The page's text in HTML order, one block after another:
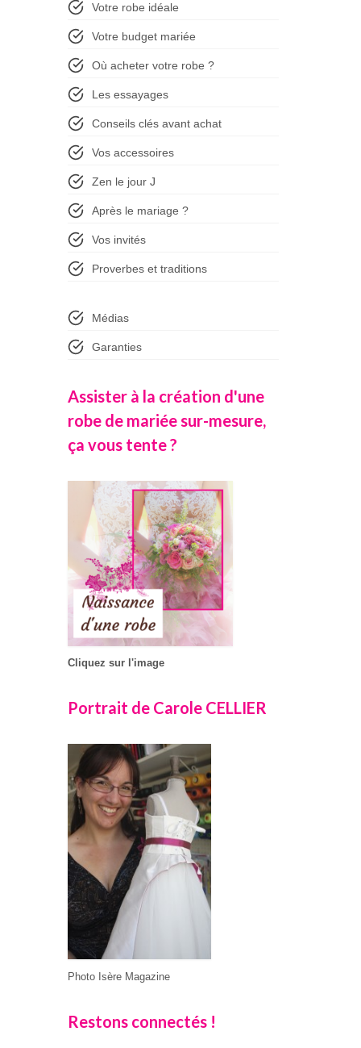
Votre robe idéale
Votre budget mariée
Où acheter votre robe ?
Les essayages
Conseils clés avant achat
Vos accessoires
Zen le jour J
Après le mariage ?
Vos invités
Proverbes et traditions
Médias
Garanties
Assister à la création d'une
robe de mariée sur-mesure,
ça vous tente ?
Cliquez sur l'image
Portrait de Carole CELLIER
Photo Isère Magazine
Restons connectés !